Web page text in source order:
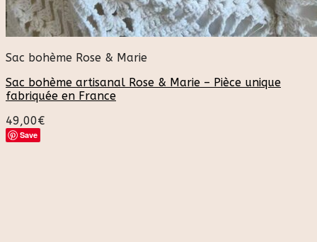
Sac bohème Rose & Marie
Sac bohème artisanal Rose & Marie – Pièce unique
fabriquée en France
49,00€
Save